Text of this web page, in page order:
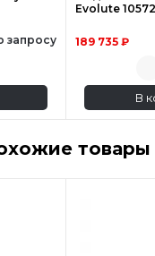
запросу
Evolute 10572
189 735 ₽
В
товары